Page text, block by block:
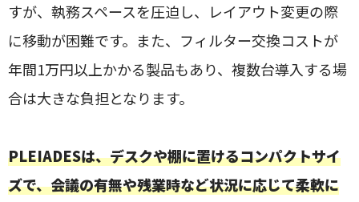
すが、執務スペースを圧迫し、レイアウト変更の際
に移動が困難です。また、フィルター交換コストが
年間1万円以上かかる製品もあり、複数台導入する場
合は大きな負担となります。
PLEIADESは、デスクや棚に置けるコンパクトサイ
ズで、会議の有無や残業時など状況に応じて柔軟に